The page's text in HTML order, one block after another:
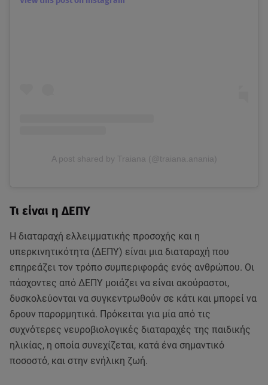
A post shared by Traiana (@traiana.anania)
Τι είναι η ΔΕΠΥ
Η διαταραχή ελλειμματικής προσοχής και η
υπερκινητικότητα (ΔΕΠΥ) είναι μια διαταραχή που
επηρεάζει τον τρόπο συμπεριφοράς ενός ανθρώπου. Οι
πάσχοντες από ΔΕΠΥ μοιάζει να είναι ακούραστοι,
δυσκολεύονται να συγκεντρωθούν σε κάτι και μπορεί να
δρουν παρορμητικά. Πρόκειται για μία από τις
συχνότερες νευροβιολογικές διαταραχές της παιδικής
ηλικίας, η οποία συνεχίζεται, κατά ένα σημαντικό
ποσοστό, και στην ενήλικη ζωή.